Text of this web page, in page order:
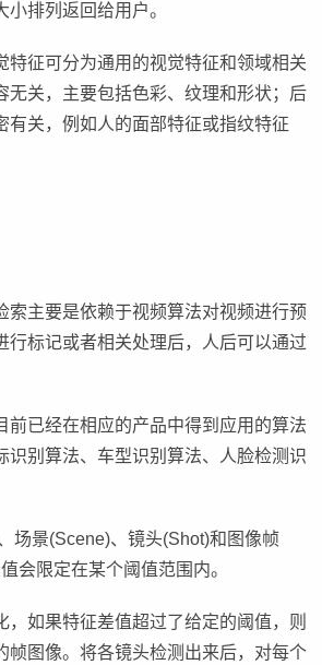
排列返回给用户。
特征可分为通用的视觉特征和领域相关
无关，主要包括色彩、纹理和形状；后
关，例如人的面部特征或指纹特征
主要是依赖于视频算法对视频进行预
标记或者相关处理后，人后可以通过
前已经在相应的产品中得到应用的算法
别算法、车型识别算法、人脸检测识
场景(Scene)、镜头(Shot)和图像帧
会限定在某个阈值范围内。
如果特征差值超过了给定的阈值，则
帧图像。将各镜头检测出来后，对每个